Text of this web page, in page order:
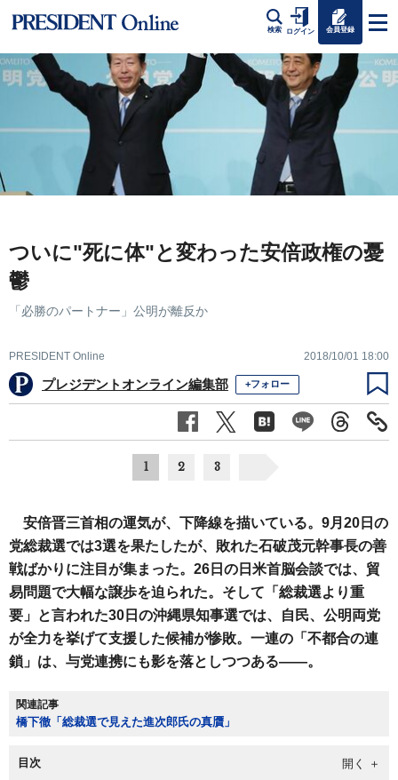
検索 ログイン 会員登録
ついに"死に体"と変わった安倍政権の憂
鬱
「必勝のパートナー」公明が離反か
PRESIDENT Online 2018/10/01 18:00
プレジデントオンライン編集部 +フォロー
1 2 3
安倍晋三首相の運気が、下降線を描いている。9月20日の
党総裁選では3選を果たしたが、敗れた石破茂元幹事長の善
戦ばかりに注目が集まった。26日の日米首脳会談では、貿
易問題で大幅な譲歩を迫られた。そして「総裁選より重
要」と言われた30日の沖縄県知事選では、自民、公明両党
が全力を挙げて支援した候補が惨敗。一連の「不都合の連
鎖」は、与党連携にも影を落としつつある――。
関連記事
橋下徹「総裁選で見えた進次郎氏の真贋」
目次